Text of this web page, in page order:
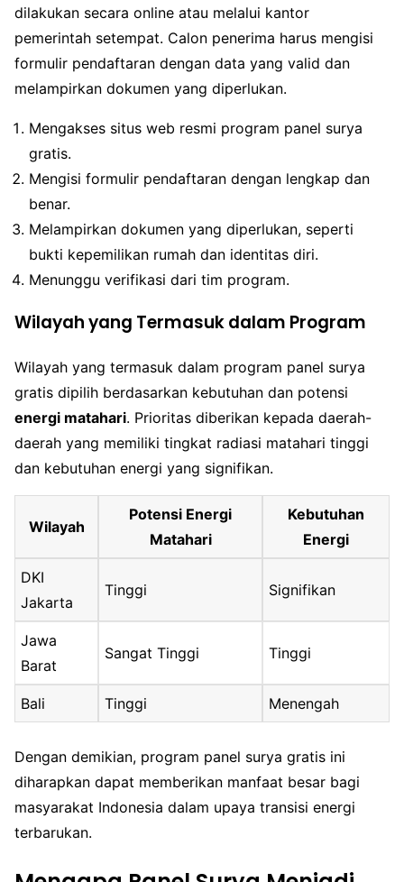
dilakukan secara online atau melalui kantor
pemerintah setempat. Calon penerima harus mengisi
formulir pendaftaran dengan data yang valid dan
melampirkan dokumen yang diperlukan.
Mengakses situs web resmi program panel surya
gratis.
Mengisi formulir pendaftaran dengan lengkap dan
benar.
Melampirkan dokumen yang diperlukan, seperti
bukti kepemilikan rumah dan identitas diri.
Menunggu verifikasi dari tim program.
Wilayah yang Termasuk dalam Program
Wilayah yang termasuk dalam program panel surya
gratis dipilih berdasarkan kebutuhan dan potensi
energi matahari. Prioritas diberikan kepada daerah-
daerah yang memiliki tingkat radiasi matahari tinggi
dan kebutuhan energi yang signifikan.
Wilayah
Potensi Energi
Matahari
Kebutuhan
Energi
DKI
Jakarta
Tinggi Signifikan
Jawa
Barat
Sangat Tinggi Tinggi
Bali Tinggi Menengah
Dengan demikian, program panel surya gratis ini
diharapkan dapat memberikan manfaat besar bagi
masyarakat Indonesia dalam upaya transisi energi
terbarukan.